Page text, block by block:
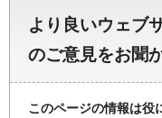
より良いウェブ
のご意見をお聞
このページの情報は役